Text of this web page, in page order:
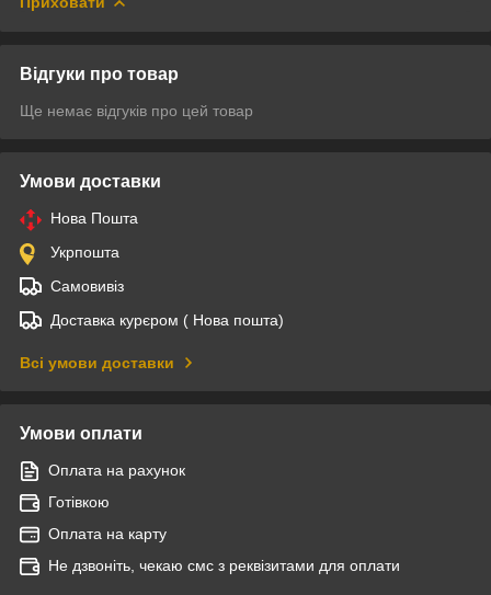
Відгуки про товар
Ще немає відгуків про цей товар
Умови доставки
Нова Пошта
Укрпошта
Самовивіз
Доставка курєром ( Нова пошта)
Всі умови доставки
Умови оплати
Оплата на рахунок
Готівкою
Оплата на карту
Не дзвоніть, чекаю смс з реквізитами для оплати